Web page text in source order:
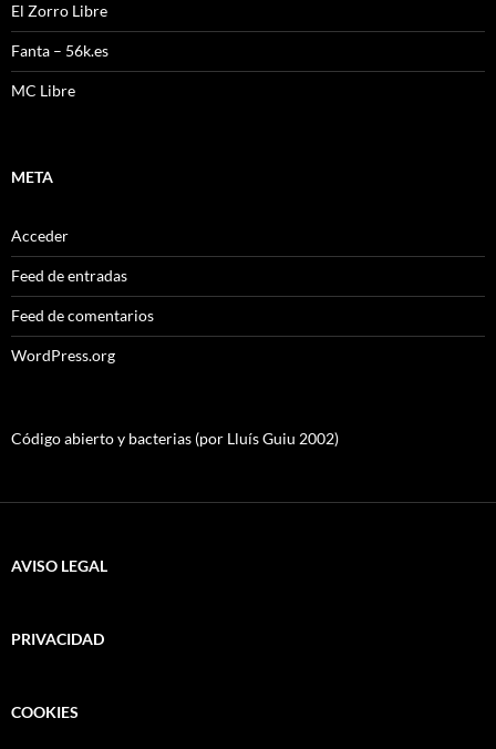
El Zorro Libre
Fanta – 56k.es
MC Libre
META
Acceder
Feed de entradas
Feed de comentarios
WordPress.org
Código abierto y bacterias (por Lluís Guiu 2002)
AVISO LEGAL
PRIVACIDAD
COOKIES